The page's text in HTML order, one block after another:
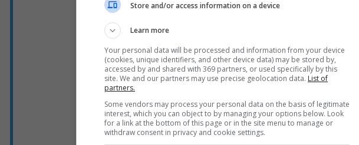
Store and/or access information on a device
Learn more
Your personal data will be processed and information from your device
(cookies, unique identifiers, and other device data) may be stored by,
accessed by and shared with 369 partners, or used specifically by this
site. We and our partners may use precise geolocation data. List of
partners.
Some vendors may process your personal data on the basis of legitimate
interest, which you can object to by managing your options below. Look
for a link at the bottom of this page or in the site menu to manage or
withdraw consent in privacy and cookie settings.